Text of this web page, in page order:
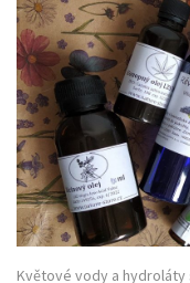
Květové vody a hydroláty